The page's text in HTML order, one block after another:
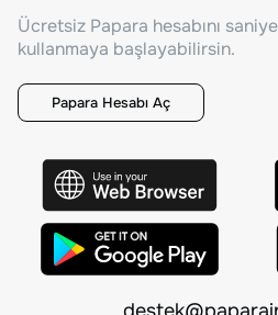
Ücretsiz Papara hesabını
kullanmaya başlayabilirsin.
Papara Hesabı Aç